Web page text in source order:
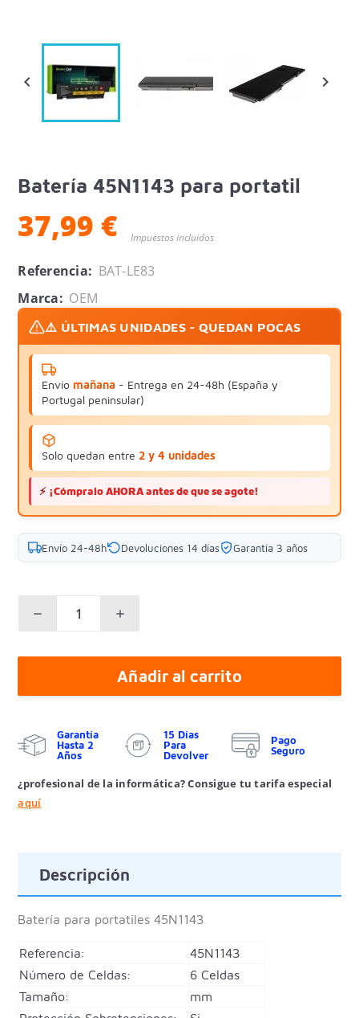
 
Batería 45N1143 para portatil
37,99 € Impuestos incluidos
Referencia: BAT-LE83
Marca: OEM
⚠️ ÚLTIMAS UNIDADES - QUEDAN POCAS
Envío mañana - Entrega en 24-48h (España y
Portugal peninsular)
Solo quedan entre 2 y 4 unidades
⚡ ¡Cómpralo AHORA antes de que se agote!
Envío 24-48h Devoluciones 14 días Garantía 3 años
Añadir al carrito
Garantía
Hasta 2
Años
15 Días
Para
Devolver
Pago
Seguro
¿profesional de la informática? Consigue tu tarifa especial
aquí
Descripción
Batería para portatiles 45N1143
Referencia:
45N1143
Número de Celdas:
6 Celdas
Tamaño:
mm